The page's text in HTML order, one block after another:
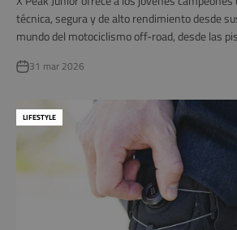
técnica, segura y de alto rendimiento desde
mundo del motociclismo off-road, desde las
31 mar 2026
LIFESTYLE